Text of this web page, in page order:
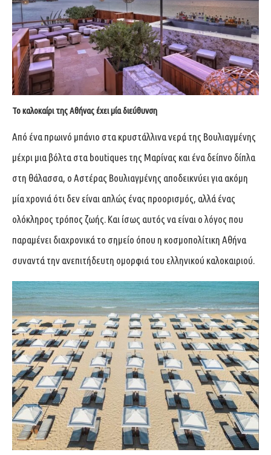
Το καλοκαίρι της Αθήνας έχει μία διεύθυνση
Από ένα πρωινό μπάνιο στα κρυστάλλινα νερά της Βουλιαγμένης
μέχρι μια βόλτα στα boutiques της Μαρίνας και ένα δείπνο δίπλα
στη θάλασσα, ο Αστέρας Βουλιαγμένης αποδεικνύει για ακόμη
μία χρονιά ότι δεν είναι απλώς ένας προορισμός, αλλά ένας
ολόκληρος τρόπος ζωής. Και ίσως αυτός να είναι ο λόγος που
παραμένει διαχρονικά το σημείο όπου η κοσμοπολίτικη Αθήνα
συναντά την ανεπιτήδευτη ομορφιά του ελληνικού καλοκαιριού.